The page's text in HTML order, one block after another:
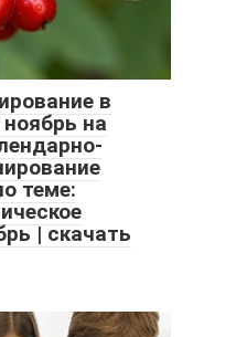
в
на
теме:
| скачать